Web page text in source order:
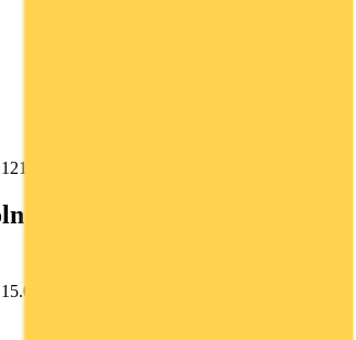
AktG
mit dem Ziel der
in Köln mit dem Ziel der